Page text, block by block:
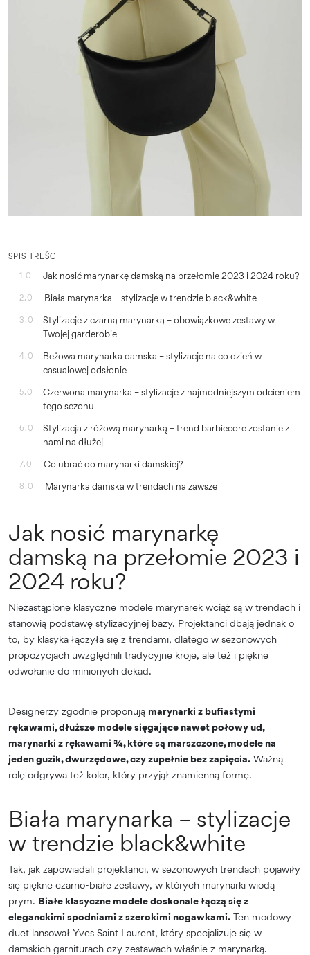
SPIS TREŚCI
1.0
Jak nosić marynarkę damską na przełomie 2023 i 2024 roku?
2.0 Biała marynarka – stylizacje w trendzie black&white
3.0
Stylizacje z czarną marynarką – obowiązkowe zestawy w
Twojej garderobie
4.0
Beżowa marynarka damska – stylizacje na co dzień w
casualowej odsłonie
5.0
Czerwona marynarka – stylizacje z najmodniejszym odcieniem
tego sezonu
6.0
Stylizacja z różową marynarką – trend barbiecore zostanie z
nami na dłużej
7.0 Co ubrać do marynarki damskiej?
8.0 Marynarka damska w trendach na zawsze
Jak nosić marynarkę
damską na przełomie 2023 i
2024 roku?
Niezastąpione klasyczne modele marynarek wciąż są w trendach i
stanowią podstawę stylizacyjnej bazy. Projektanci dbają jednak o
to, by klasyka łączyła się z trendami, dlatego w sezonowych
propozycjach uwzględnili tradycyjne kroje, ale też i piękne
odwołanie do minionych dekad.
Designerzy zgodnie proponują marynarki z bufiastymi
rękawami, dłuższe modele sięgające nawet połowy ud,
marynarki z rękawami ¾, które są marszczone, modele na
jeden guzik, dwurzędowe, czy zupełnie bez zapięcia. Ważną
rolę odgrywa też kolor, który przyjął znamienną formę.
Biała marynarka – stylizacje
w trendzie black&white
Tak, jak zapowiadali projektanci, w sezonowych trendach pojawiły
się piękne czarno-białe zestawy, w których marynarki wiodą
prym. Białe klasyczne modele doskonale łączą się z
eleganckimi spodniami z szerokimi nogawkami. Ten modowy
duet lansował Yves Saint Laurent, który specjalizuje się w
damskich garniturach czy zestawach właśnie z marynarką.